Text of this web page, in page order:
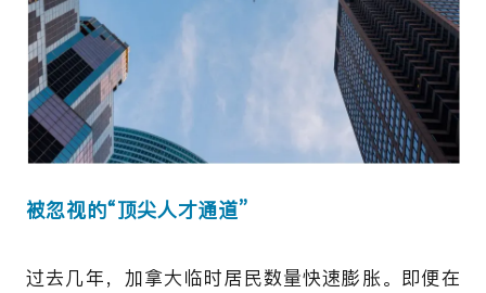
被忽视的“顶尖人才通道”
过去几年，加拿大临时居民数量快速膨胀。即便在